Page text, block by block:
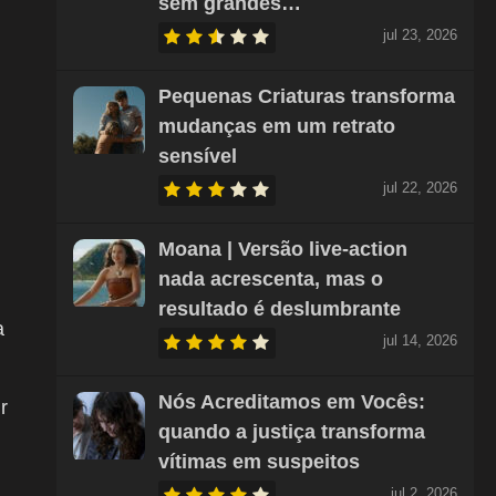
jul 23, 2026
Pequenas Criaturas transforma
mudanças em um retrato
sensível
jul 22, 2026
Moana | Versão live-action
nada acrescenta, mas o
resultado é deslumbrante
jul 14, 2026
Nós Acreditamos em Vocês:
quando a justiça transforma
vítimas em suspeitos